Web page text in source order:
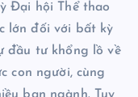
Đại hội Thể thao
lớn đối với bất kỳ
đầu tư khổng lồ về
con người, cùng